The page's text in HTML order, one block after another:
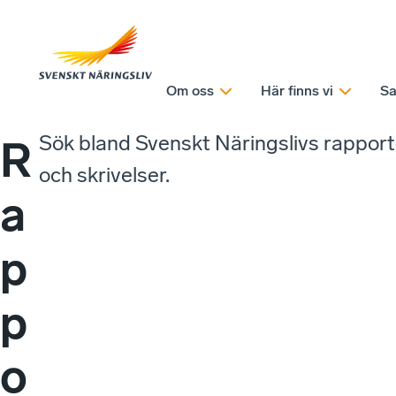
Om oss Här finns vi
R
a
p
p
o
Sök bland Svenskt Näringslivs
och skrivelser.